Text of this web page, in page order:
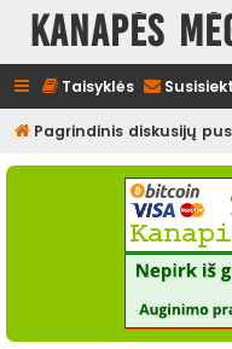
Kanapės
Taisyklės
Pagrindinis diskusijų